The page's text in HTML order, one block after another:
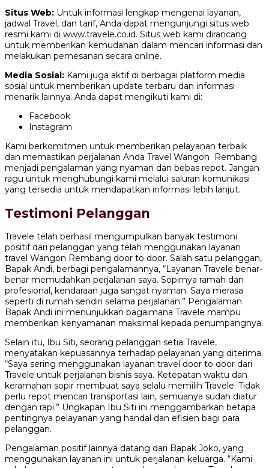
Situs Web: Untuk informasi lengkap mengenai layanan,
jadwal Travel, dan tarif, Anda dapat mengunjungi situs web
resmi kami di www.travele.co.id. Situs web kami dirancang
untuk memberikan kemudahan dalam mencari informasi dan
melakukan pemesanan secara online.
Media Sosial: Kami juga aktif di berbagai platform media
sosial untuk memberikan update terbaru dan informasi
menarik lainnya. Anda dapat mengikuti kami di:
Facebook
Instagram
Kami berkomitmen untuk memberikan pelayanan terbaik
dan memastikan perjalanan Anda Travel Wangon Rembang
menjadi pengalaman yang nyaman dan bebas repot. Jangan
ragu untuk menghubungi kami melalui saluran komunikasi
yang tersedia untuk mendapatkan informasi lebih lanjut.
Testimoni Pelanggan
Travele telah berhasil mengumpulkan banyak testimoni
positif dari pelanggan yang telah menggunakan layanan
travel Wangon Rembang door to door. Salah satu pelanggan,
Bapak Andi, berbagi pengalamannya, “Layanan Travele benar-
benar memudahkan perjalanan saya. Sopirnya ramah dan
profesional, kendaraan juga sangat nyaman. Saya merasa
seperti di rumah sendiri selama perjalanan.” Pengalaman
Bapak Andi ini menunjukkan bagaimana Travele mampu
memberikan kenyamanan maksimal kepada penumpangnya.
Selain itu, Ibu Siti, seorang pelanggan setia Travele,
menyatakan kepuasannya terhadap pelayanan yang diterima.
“Saya sering menggunakan layanan travel door to door dari
Travele untuk perjalanan bisnis saya. Ketepatan waktu dan
keramahan sopir membuat saya selalu memilih Travele. Tidak
perlu repot mencari transportasi lain, semuanya sudah diatur
dengan rapi.” Ungkapan Ibu Siti ini menggambarkan betapa
pentingnya pelayanan yang handal dan efisien bagi para
pelanggan.
Pengalaman positif lainnya datang dari Bapak Joko, yang
menggunakan layanan ini untuk perjalanan keluarga. “Kami